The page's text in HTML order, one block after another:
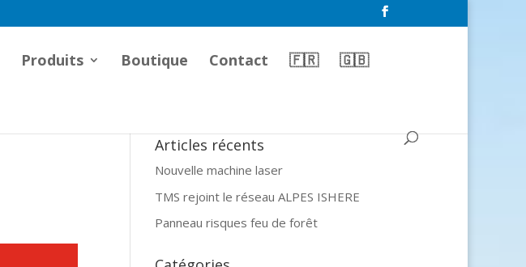
Produits Boutique Contact 🇫🇷
🇬🇧
Articles récents
Nouvelle machine laser
TMS rejoint le réseau ALPES ISHERE
Panneau risques feu de forêt